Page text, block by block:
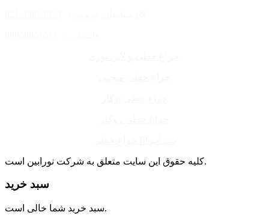
کلیه حقوق این سایت متعلق به شرکت نورابین است.
سبد خرید
سبد خرید شما خالی است.